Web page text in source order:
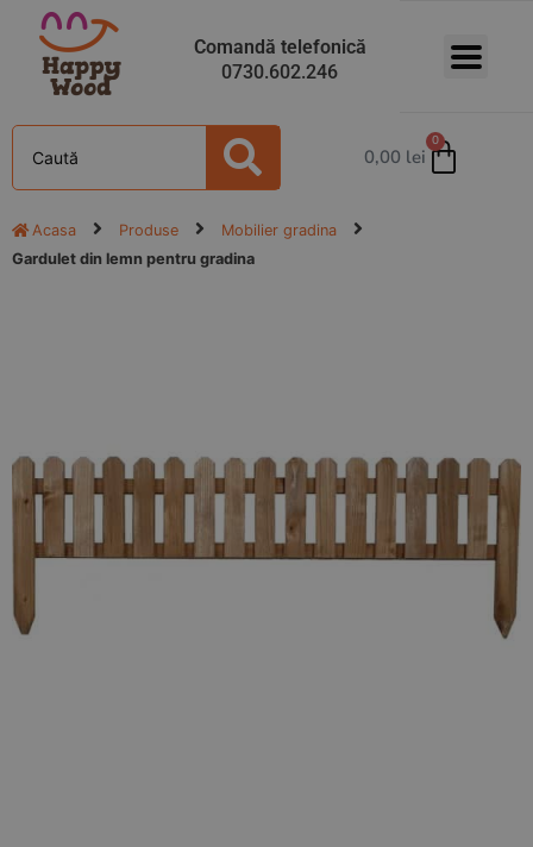
Comandă telefonică
0730.602.246
0,00 lei
0
Acasa Produse
Mobilier gradina
Gardulet din lemn pentru gradina